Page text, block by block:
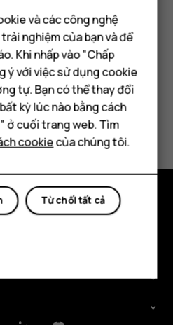
minh
thông
tin hữu ích không?
và các công nghệ
nghiệm của bạn và để
Khi nhấp vào "Chấp
ý với việc sử dụng cookie
tự. Bạn có thể thay đổi
kỳ lúc nào bằng cách
ở cuối trang web. Tìm
cookiecủa chúng tôi.
Từ chối tất cả